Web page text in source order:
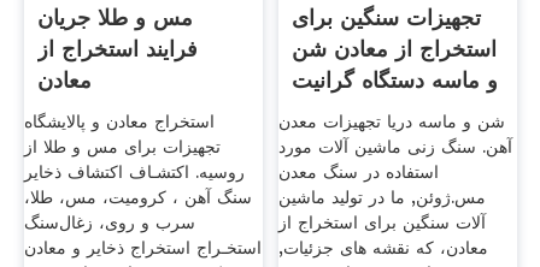
مس و طلا جریان
فرایند استخراج از
معادن
استخراج معادن و پالایشگاه
تجهیزات برای مس و طلا از
روسیه. اکتشـاف اکتشاف ذخایر
سنگ آهن ، کرومیت، مس، طلا،
سرب و روی، زغال‌سنگ
استخـراج استخراج ذخایر و معادن
تجهیزات سنگین برای
استخراج از معادن شن
و ماسه دستگاه گرانیت
شن و ماسه دریا تجهیزات معدن
آهن. سنگ زنی ماشین آلات مورد
استفاده در سنگ معدن
مس.ژوئن, ما در تولید ماشین
آلات سنگین برای استخراج از
معادن، که نقشه های جزئیات,